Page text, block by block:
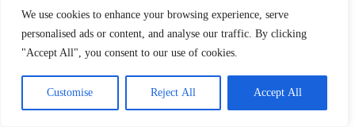
We use cookies to enhance your browsing experience, serve
personalised ads or content, and analyse our traffic. By clicking
"Accept All", you consent to our use of cookies.
Customise Reject All Accept All
Lesenegalaislibre
July 27, 2026
Diaspora
Distribution des billets Sénégal–Irak : le